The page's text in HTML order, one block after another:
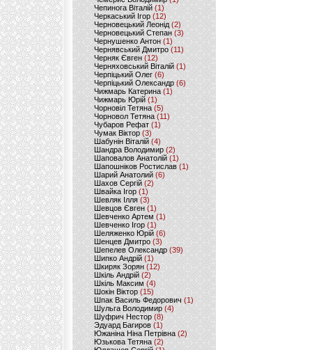
Чепинога Віталій (1)
Черкаський Ігор (12)
Черновецький Леонід(2)
Черновецький Степан (3)
Чернушенко Антон (1)
Чернявський Дмитро(11)
Черняк Євген(12)
Черняховський Віталій (1)
Черпіцький Олег (6)
Черпіцький Олександр (6)
Чижмарь Катерина (1)
Чижмарь Юрій (1)
Чорновіл Тетяна (5)
Чорновол Тетяна (11)
Чубаров Рефат (1)
Чумак Віктор(3)
Шабунін Віталій (4)
Шандра Володимир (2)
Шаповалов Анатолій(1)
Шапошніков Ростислав(1)
Шарий Анатолий(6)
Шахов Сергій(2)
Швайка Ігор (1)
Шевляк Ілля (3)
Шевцов Євген (1)
Шевченко Артем(1)
Шевченко Ігор(1)
Шеляженко Юрій (6)
Шенцев Дмитро (3)
Шепелев Олександр (39)
Шипко Андрій(1)
Шкиряк Зорян(12)
Шкіль Андрій(2)
Шкіль Максим (4)
Шокін Віктор (15)
Шпак Василь Федорович (1)
Шульга Володимир (4)
Шуфрич Нестор(8)
Эдуард Багиров (1)
Южаніна Ніна Петрівна (2)
Юзькова Тетяна(2)